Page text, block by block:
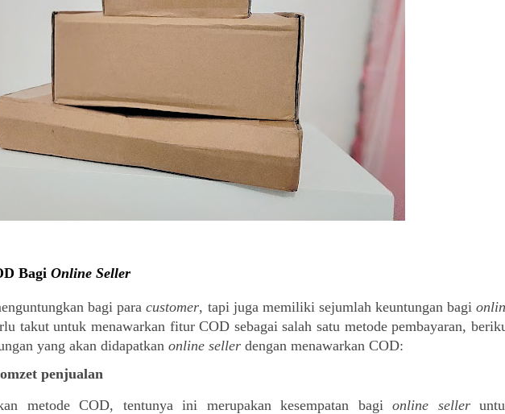
Bagi Online Seller
bagi para customer, tapi juga memiliki sejumlah keuntungan bagi
takut untuk menawarkan fitur COD sebagai salah satu metode pembayaran,
yang akan didapatkan online seller dengan menawarkan COD:
penjualan
metode COD, tentunya ini merupakan kesempatan bagi online seller